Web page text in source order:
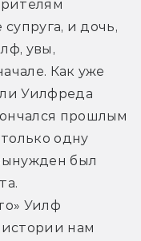
и дочь,
увы,
Как уже
Уилфреда
прошлым
одну
был
Уилф
истории нам